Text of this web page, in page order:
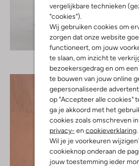
vergelijkbare technieken
"cookies").
Wij gebruiken cookies om
zorgen dat onze website
functioneert, om jouw
te slaan, om inzicht te
bezoekersgedrag en om
te bouwen van jouw online
gepersonaliseerde
op "Accepteer alle cookies"
ga je akkoord met het
cookies zoals omschreven
privacy- en cookieverklaring.
Wil je je voorkeuren
cookieknop onderaan de
jouw toestemming ieder
Ontdek de look